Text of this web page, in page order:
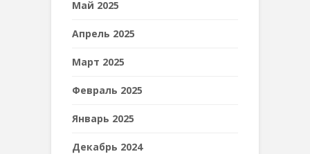
Май 2025
Апрель 2025
Март 2025
Февраль 2025
Январь 2025
Декабрь 2024